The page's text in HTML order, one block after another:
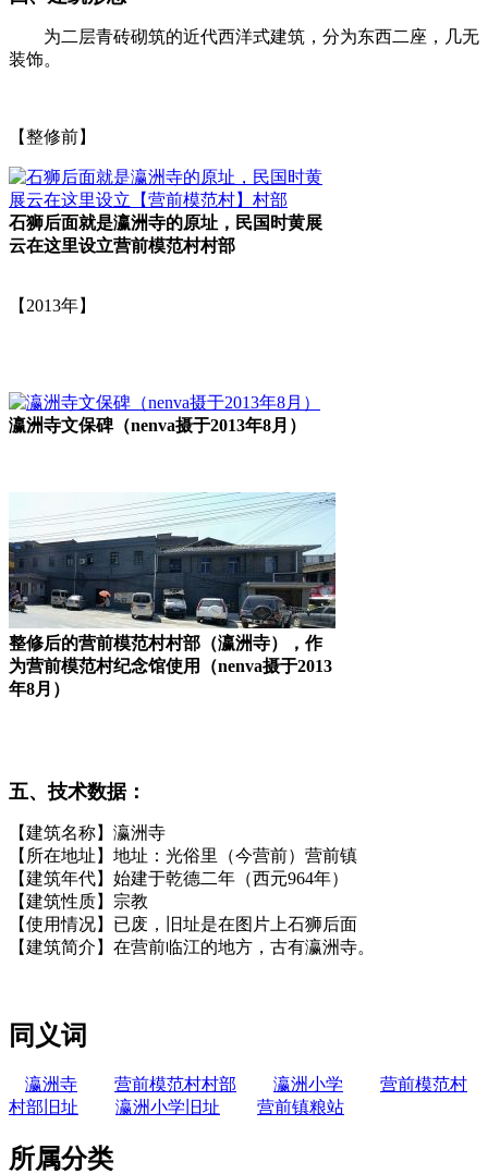
为二层青砖砌筑的近代西洋式建筑，分为东西二座，几无
装饰。
【整修前】
石狮后面就是瀛洲寺的原址，民国时黄展
云在这里设立营前模范村村部
【2013年】
瀛洲寺文保碑（nenva摄于2013年8月）
整修后的营前模范村村部（瀛洲寺），作
为营前模范村纪念馆使用（nenva摄于2013
年8月）
五、技术数据：
【建筑名称】瀛洲寺
【所在地址】地址：光俗里（今营前）营前镇
【建筑年代】始建于乾德二年（西元964年）
【建筑性质】宗教
【使用情况】已废，旧址是在图片上石狮后面
【建筑简介】 在营前临江的地方，古有瀛洲寺。
同义词
瀛洲寺 营前模范村村部 瀛洲小学
营前模范村
村部旧址
瀛洲小学旧址 营前镇粮站
所属分类